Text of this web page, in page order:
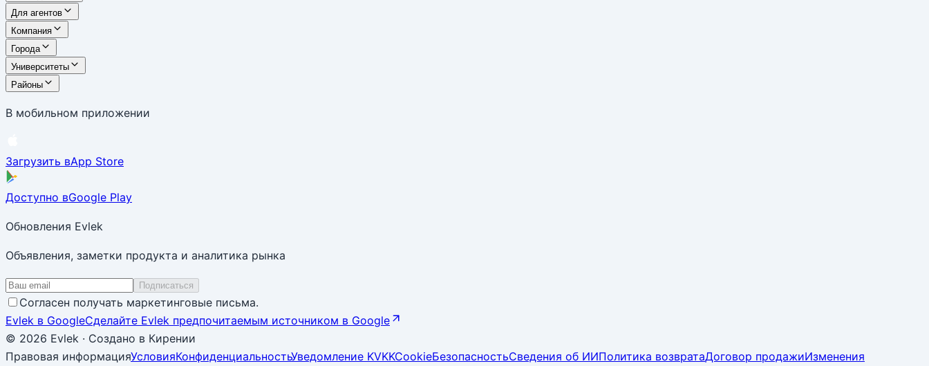
Для агентов
Компания
Города
Университеты
Районы
В мобильном приложении
Загрузить вApp Store
Доступно вGoogle Play
Обновления Evlek
Объявления, заметки продукта и аналитика рынка
Подписаться
Согласен получать маркетинговые письма.
Evlek в GoogleСделайте Evlek предпочитаемым источником в Google
© 2026 Evlek · Создано в Кирении
Правовая информацияУсловияКонфиденциальностьУведомление KVKKCookieБезопасностьСведения об ИИПолитика возвратаДоговор продажиИзменения